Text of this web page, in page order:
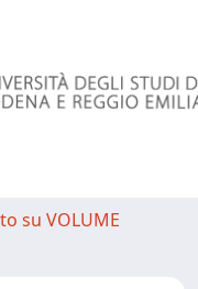
su VOLUME